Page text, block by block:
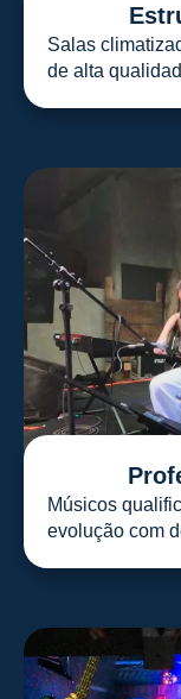
Salas
de alta
Músicos
evolução com